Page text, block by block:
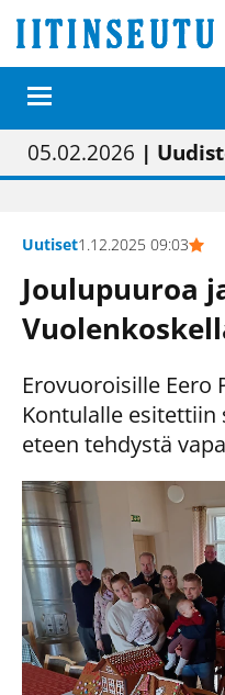
01.02.2026 | Painon vaihtumisen
05.02.2026 |
23.04.2026 | “Olemme
09.05.2026| "Maalla on
Uutiset1.12.2025 09:03
Joulupuuroa
Erovuoroisille Eero
Kontulalle
eteen tehdystä